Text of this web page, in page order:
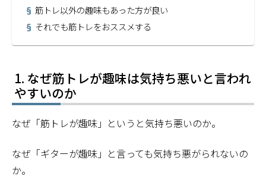
筋トレ以外の趣味もあった方が良い
それでも筋トレをおススメする
なぜ筋トレが趣味は気持ち悪いと言われ
やすいのか
なぜ「筋トレが趣味」というと気持ち悪いのか。
なぜ「ギターが趣味」と言っても気持ち悪がられないの
か。